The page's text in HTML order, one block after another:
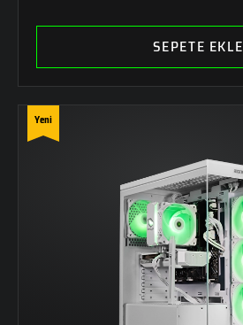
SEPETE EKLE
Yeni